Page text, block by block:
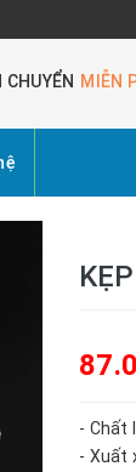
CHUYỂN MIỄN
- Chất
- Xuất